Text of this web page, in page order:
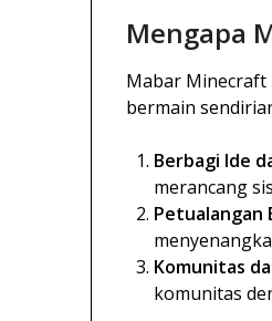
Mengapa
Mabar Minecraft
bermain
Berbagi Ide
merancang
Petualangan
Komunitas
komunitas